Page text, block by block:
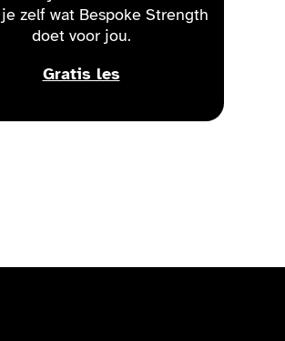
zelf wat Bespoke Strength
doet voor jou.
Gratis les